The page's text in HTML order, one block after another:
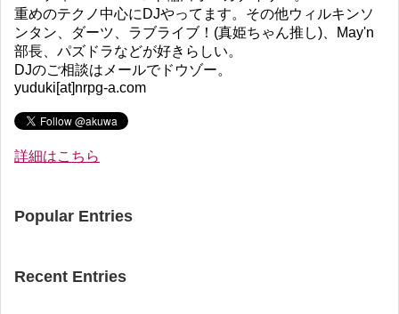
重めのテクノ中心にDJやってます。その他ウィルキンソ
ンタン、ダーツ、ラブライブ！(真姫ちゃん推し)、May'n
部長、パズドラなどが好きらしい。
DJのご相談はメールでドウゾー。
yuduki[at]nrpg-a.com
詳細はこちら
Popular Entries
Recent Entries